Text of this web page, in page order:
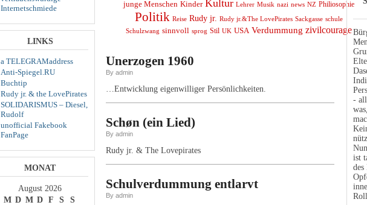
Internetschmiede
LINKS
a TELEGRAMaddress
Anti-Spiegel.RU
Buchtip
Rudy jr. & the LovePirates
SOLIDARISMUS – Diesel,
Rudolf
unofficial Fakebook
FanPage
MONAT
August 2026
M D M D F S S
junge Menschen Kinder Kultur Lehrer Musik nazi news NZ Philiosophie
Politik Reise Rudy jr. Rudy jr.&The LovePirates Sackgasse schule
Schulzwang sinnvoll sprog Stil UK USA Verdummung zivilcourage
Unerzogen 1960
By admin
…Entwicklung eigenwilliger Persönlichkeiten.
Schøn (ein Lied)
By admin
Rudy jr. & The Lovepirates
Schulverdummung entlarvt
By admin
-
ist
des